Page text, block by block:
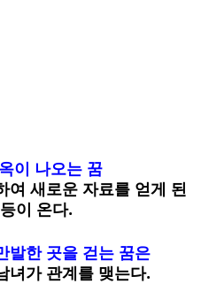
이 나오는 꿈
여 새로운 자료를 얻게 된
이 온다.
발한 곳을 걷는 꿈은
녀가 관계를 맺는다.